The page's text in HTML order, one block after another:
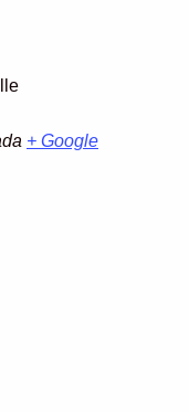
+ Google